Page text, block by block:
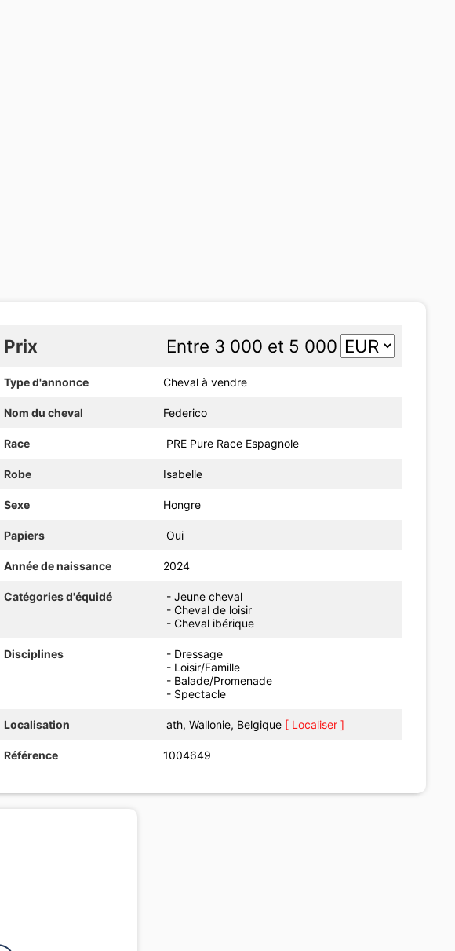
Prix Entre 3 000 et 5 000
Type d'annonce Cheval à vendre
Nom du cheval Federico
Race PRE Pure Race Espagnole
Robe Isabelle
Sexe Hongre
Papiers Oui
Année de naissance 2024
Catégories d'équidé
- Jeune cheval
- Cheval de loisir
- Cheval ibérique
Disciplines
- Dressage
- Loisir/Famille
- Balade/Promenade
- Spectacle
Localisation ath, Wallonie, Belgique [ Localiser ]
Référence 1004649